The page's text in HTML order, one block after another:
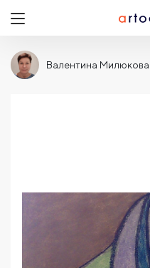
Валентина Милюкова